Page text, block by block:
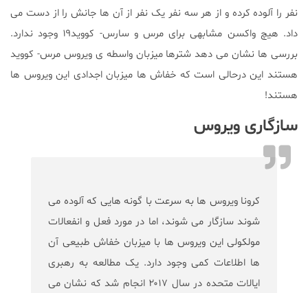
نفر را آلوده کرده و از هر سه نفر یک نفر از آن ها جانش را از دست می
داد. هیچ واکسن مشابهی برای مرس و سارس- کووید۱۹ وجود ندارد.
بررسی ها نشان می دهد شترها میزبان واسطه ی ویروس مرس- کووید
هستند این درحالی است که خفاش ها میزبان اجدادی این ویروس ها
هستند!
سازگاری ویروس
کرونا ویروس ها به سرعت با گونه هایی که آلوده می
شوند سازگار می شوند، اما در مورد فعل و انفعالات
مولکولی این ویروس ها با میزبان خفاش طبیعی آن
ها اطلاعات کمی وجود دارد. یک مطالعه به رهبری
ایالات متحده در سال ۲۰۱۷ انجام شد که نشان می